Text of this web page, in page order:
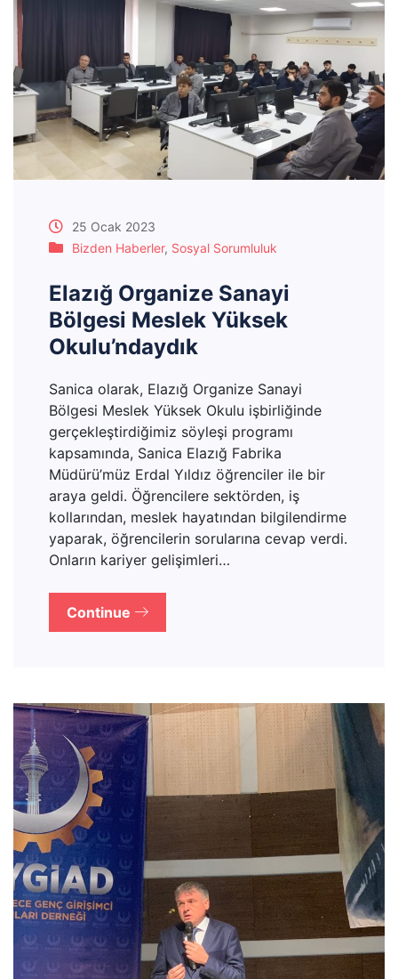
25 Ocak 2023
Bizden Haberler, Sosyal Sorumluluk
Elazığ Organize Sanayi
Bölgesi Meslek Yüksek
Okulu’ndaydık
Sanica olarak, Elazığ Organize Sanayi
Bölgesi Meslek Yüksek Okulu işbirliğinde
gerçekleştirdiğimiz söyleşi programı
kapsamında, Sanica Elazığ Fabrika
Müdürü’müz Erdal Yıldız öğrenciler ile bir
araya geldi. Öğrencilere sektörden, iş
kollarından, meslek hayatından bilgilendirme
yaparak, öğrencilerin sorularına cevap verdi.
Onların kariyer gelişimleri…
Continue